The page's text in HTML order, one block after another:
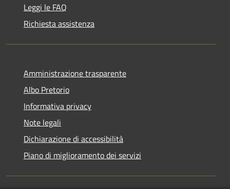
Leggi le FAQ
Richiesta assistenza
Amministrazione trasparente
Albo Pretorio
Informativa privacy
Note legali
Dichiarazione di accessibilità
Piano di miglioramento dei servizi